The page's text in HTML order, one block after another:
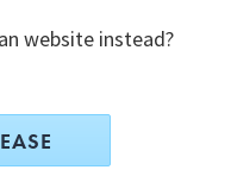
€
website instead?